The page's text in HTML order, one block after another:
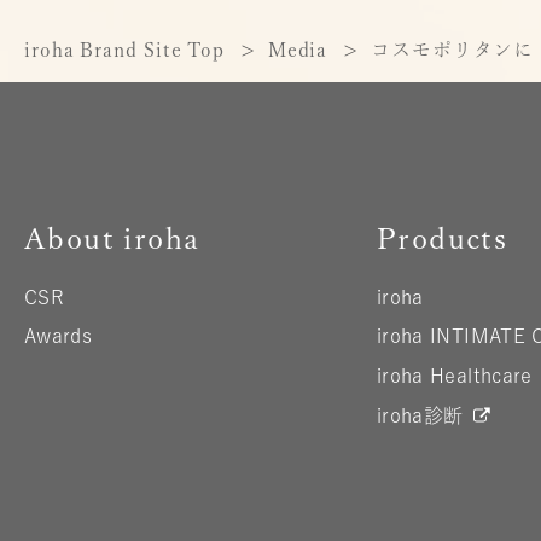
iroha Brand Site Top Media コスモポリタン
About iroha
CSR
Awards
Products
iroha
iroha INTIMATE
iroha Healthcare
iroha診断